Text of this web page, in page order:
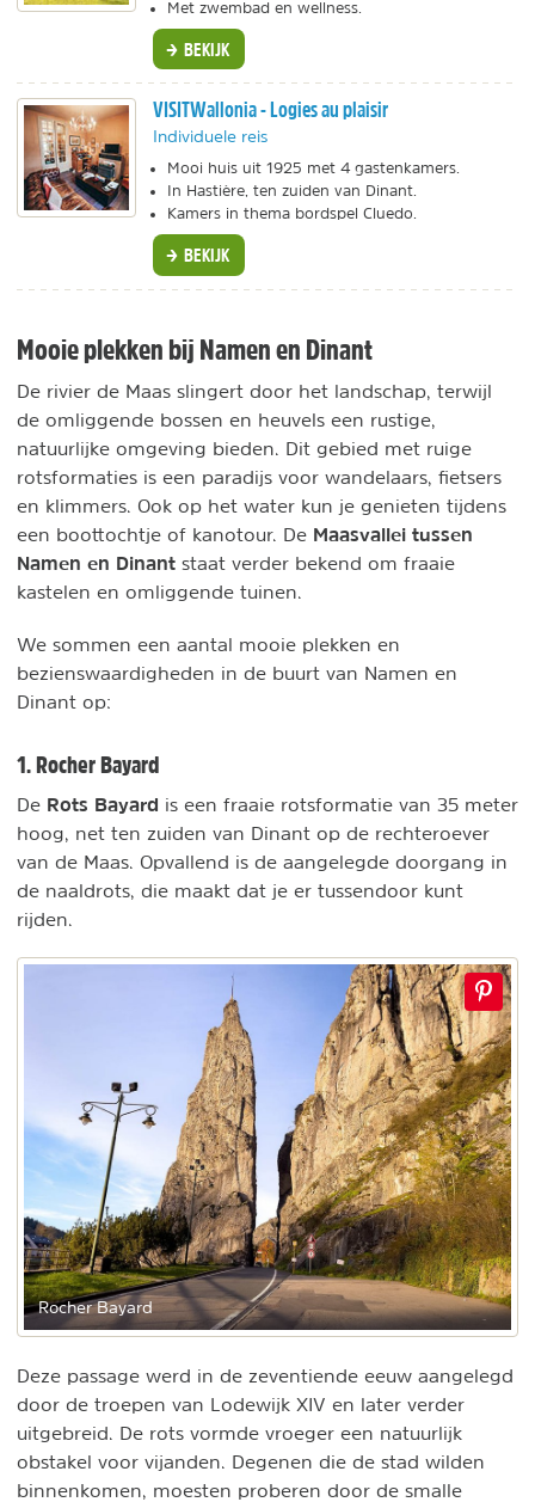
Met zwembad en wellness.
BEKIJK
VISITWallonia - Logies au plaisir
Individuele reis
Mooi huis uit 1925 met 4 gastenkamers.
In Hastière, ten zuiden van Dinant.
Kamers in thema bordspel Cluedo.
BEKIJK
Mooie plekken bij Namen en Dinant
De rivier de Maas slingert door het landschap, terwijl
de omliggende bossen en heuvels een rustige,
natuurlijke omgeving bieden. Dit gebied met ruige
rotsformaties is een paradijs voor wandelaars, fietsers
en klimmers. Ook op het water kun je genieten tijdens
een boottochtje of kanotour. De Maasvallei tussen
Namen en Dinant staat verder bekend om fraaie
kastelen en omliggende tuinen.
We sommen een aantal mooie plekken en
bezienswaardigheden in de buurt van Namen en
Dinant op:
1. Rocher Bayard
De Rots Bayard is een fraaie rotsformatie van 35 meter
hoog, net ten zuiden van Dinant op de rechteroever
van de Maas. Opvallend is de aangelegde doorgang in
de naaldrots, die maakt dat je er tussendoor kunt
rijden.
Rocher Bayard
Deze passage werd in de zeventiende eeuw aangelegd
door de troepen van Lodewijk XIV en later verder
uitgebreid. De rots vormde vroeger een natuurlijk
obstakel voor vijanden. Degenen die de stad wilden
binnenkomen, moesten proberen door de smalle